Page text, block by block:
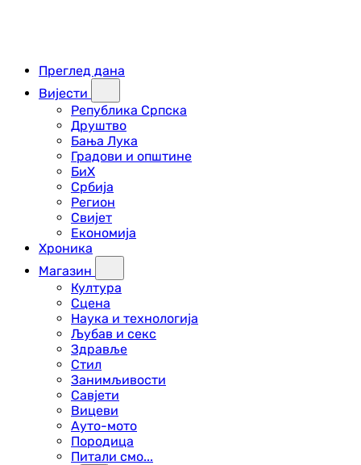
Преглед дана
Вијести
Република Српска
Друштво
Бања Лука
Градови и општине
БиХ
Србија
Регион
Свијет
Економија
Хроника
Магазин
Култура
Сцена
Наука и технологија
Љубав и секс
Здравље
Стил
Занимљивости
Савјети
Вицеви
Ауто-мото
Породица
Питали смо...